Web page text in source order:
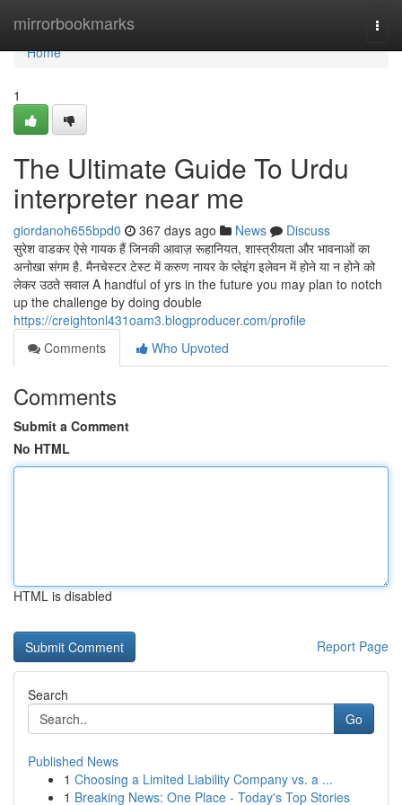
mirrorbookmarks
Home
Home
1
The Ultimate Guide To Urdu
interpreter near me
giordanoh655bpd0 367 days ago News
Discuss
सुरेश वाडकर ऐसे गायक हैं जिनकी आवाज़ रूहानियत, शास्त्रीयता और भावनाओं का
अनोखा संगम है. मैनचेस्टर टेस्ट में करुण नायर के प्लेइंग इलेवन में होने या न होने को
लेकर उठते सवाल A handful of yrs in the future you may plan to notch
up the challenge by doing double
https://creightonl431oam3.blogproducer.com/profile
Comments
Who Upvoted
Comments
Submit a Comment
No HTML
HTML is disabled
Report Page
Search
Go
Published News
1 Choosing a Limited Liability Company vs. a ...
1 Breaking News: One Place - Today's Top Stories